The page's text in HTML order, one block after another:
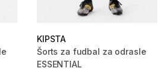
KIPSTA
Šorts za fudbal za odrasle
ESSENTIAL